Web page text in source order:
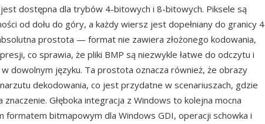
dostępna dla trybów 4-bitowych i 8-bitowych. Piksele są
od dołu do góry, a każdy wiersz jest dopełniany do granicy 4
prostota — format nie zawiera złożonego kodowania,
co sprawia, że pliki BMP są niezwykle łatwe do odczytu i
dowolnym języku. Ta prostota oznacza również, że obrazy
dekodowania, co jest przydatne w scenariuszach, gdzie
Głęboka integracja z Windows to kolejna mocna
formatem bitmapowym dla Windows GDI, operacji schowka i